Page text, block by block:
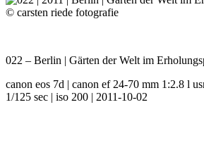
022 – Berlin | Gärten der Welt im
canon eos 7d | canon ef 24-70 mm 1:2.8 l
1/125 sec | iso 200 | 2011-10-02